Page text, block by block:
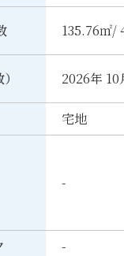
135.76㎡/
2026年
宅地
-
-